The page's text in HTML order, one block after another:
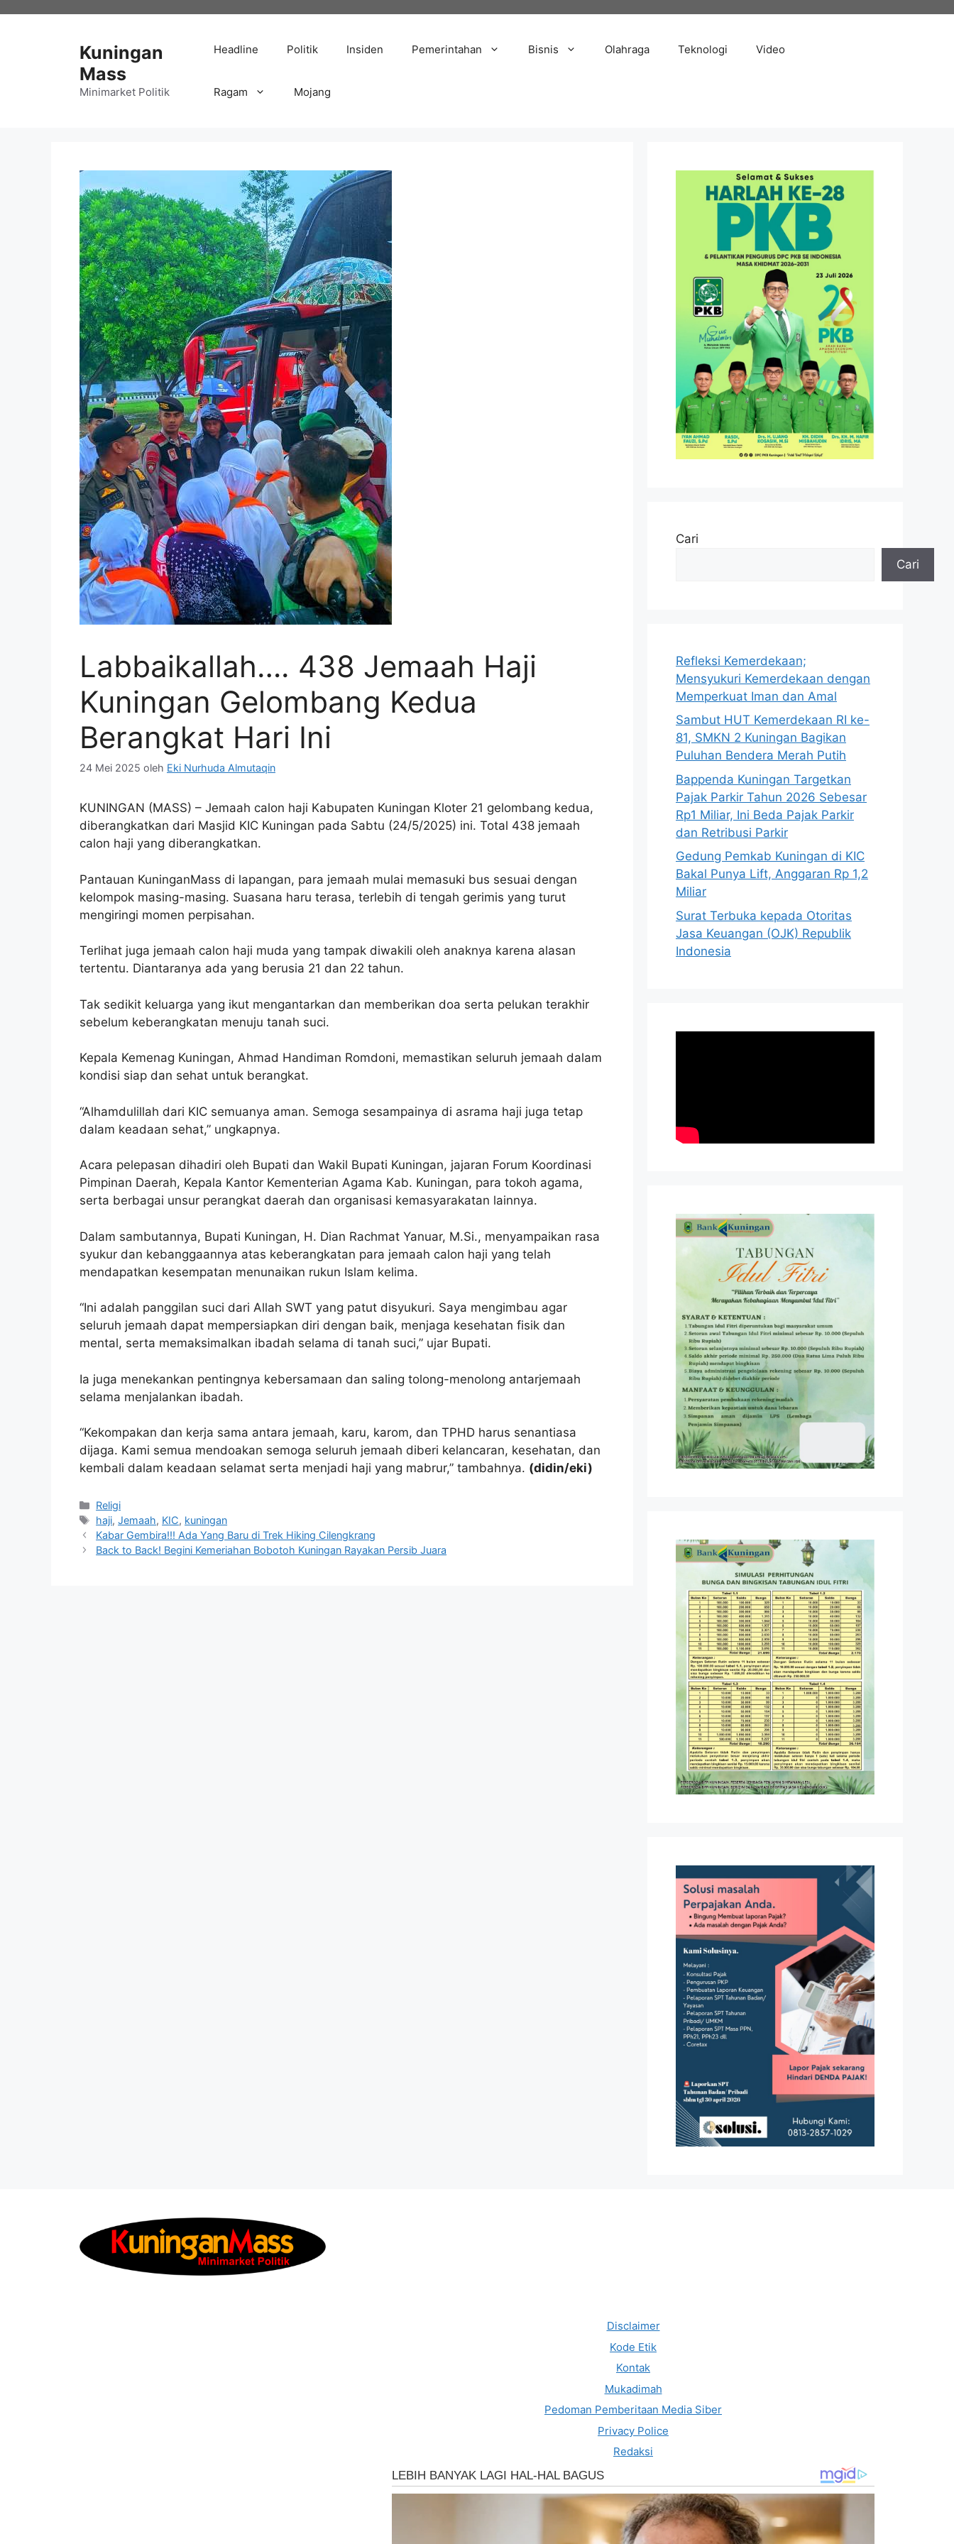
Kuningan
Mass
Minimarket Politik
Headline Politik Insiden Pemerintahan Bisnis Olahraga Teknologi Video
Ragam Mojang
Labbaikallah…. 438 Jemaah Haji
Kuningan Gelombang Kedua
Berangkat Hari Ini
24 Mei 2025 oleh Eki Nurhuda Almutaqin
KUNINGAN (MASS) – Jemaah calon haji Kabupaten Kuningan Kloter 21 gelombang kedua,
diberangkatkan dari Masjid KIC Kuningan pada Sabtu (24/5/2025) ini. Total 438 jemaah
calon haji yang diberangkatkan.
Pantauan KuninganMass di lapangan, para jemaah mulai memasuki bus sesuai dengan
kelompok masing-masing. Suasana haru terasa, terlebih di tengah gerimis yang turut
mengiringi momen perpisahan.
Terlihat juga jemaah calon haji muda yang tampak diwakili oleh anaknya karena alasan
tertentu. Diantaranya ada yang berusia 21 dan 22 tahun.
Tak sedikit keluarga yang ikut mengantarkan dan memberikan doa serta pelukan terakhir
sebelum keberangkatan menuju tanah suci.
Kepala Kemenag Kuningan, Ahmad Handiman Romdoni, memastikan seluruh jemaah dalam
kondisi siap dan sehat untuk berangkat.
“Alhamdulillah dari KIC semuanya aman. Semoga sesampainya di asrama haji juga tetap
dalam keadaan sehat,” ungkapnya.
Acara pelepasan dihadiri oleh Bupati dan Wakil Bupati Kuningan, jajaran Forum Koordinasi
Pimpinan Daerah, Kepala Kantor Kementerian Agama Kab. Kuningan, para tokoh agama,
serta berbagai unsur perangkat daerah dan organisasi kemasyarakatan lainnya.
Dalam sambutannya, Bupati Kuningan, H. Dian Rachmat Yanuar, M.Si., menyampaikan rasa
syukur dan kebanggaannya atas keberangkatan para jemaah calon haji yang telah
mendapatkan kesempatan menunaikan rukun Islam kelima.
“Ini adalah panggilan suci dari Allah SWT yang patut disyukuri. Saya mengimbau agar
seluruh jemaah dapat mempersiapkan diri dengan baik, menjaga kesehatan fisik dan
mental, serta memaksimalkan ibadah selama di tanah suci,” ujar Bupati.
Ia juga menekankan pentingnya kebersamaan dan saling tolong-menolong antarjemaah
selama menjalankan ibadah.
“Kekompakan dan kerja sama antara jemaah, karu, karom, dan TPHD harus senantiasa
dijaga. Kami semua mendoakan semoga seluruh jemaah diberi kelancaran, kesehatan, dan
kembali dalam keadaan selamat serta menjadi haji yang mabrur,” tambahnya. (didin/eki)
Kategori
Religi
Tag
haji,Jemaah, KIC, kuningan
Kabar Gembira!!! Ada Yang Baru di Trek Hiking Cilengkrang
Back to Back! Begini Kemeriahan Bobotoh Kuningan Rayakan Persib Juara
Cari
Cari
Refleksi Kemerdekaan;
Mensyukuri Kemerdekaan dengan
Memperkuat Iman dan Amal
Sambut HUT Kemerdekaan RI ke-
81, SMKN 2 Kuningan Bagikan
Puluhan Bendera Merah Putih
Bappenda Kuningan Targetkan
Pajak Parkir Tahun 2026 Sebesar
Rp1 Miliar, Ini Beda Pajak Parkir
dan Retribusi Parkir
Gedung Pemkab Kuningan di KIC
Bakal Punya Lift, Anggaran Rp 1,2
Miliar
Surat Terbuka kepada Otoritas
Jasa Keuangan (OJK) Republik
Indonesia
Disclaimer
Kode Etik
Kontak
Mukadimah
Pedoman Pemberitaan Media Siber
Privacy Police
Redaksi